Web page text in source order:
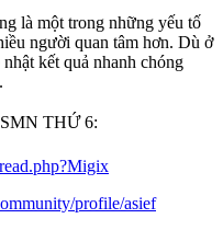
là một trong những yếu tố
người quan tâm hơn. Dù ở
kết quả nhanh chóng
THỨ 6:
profile/asief